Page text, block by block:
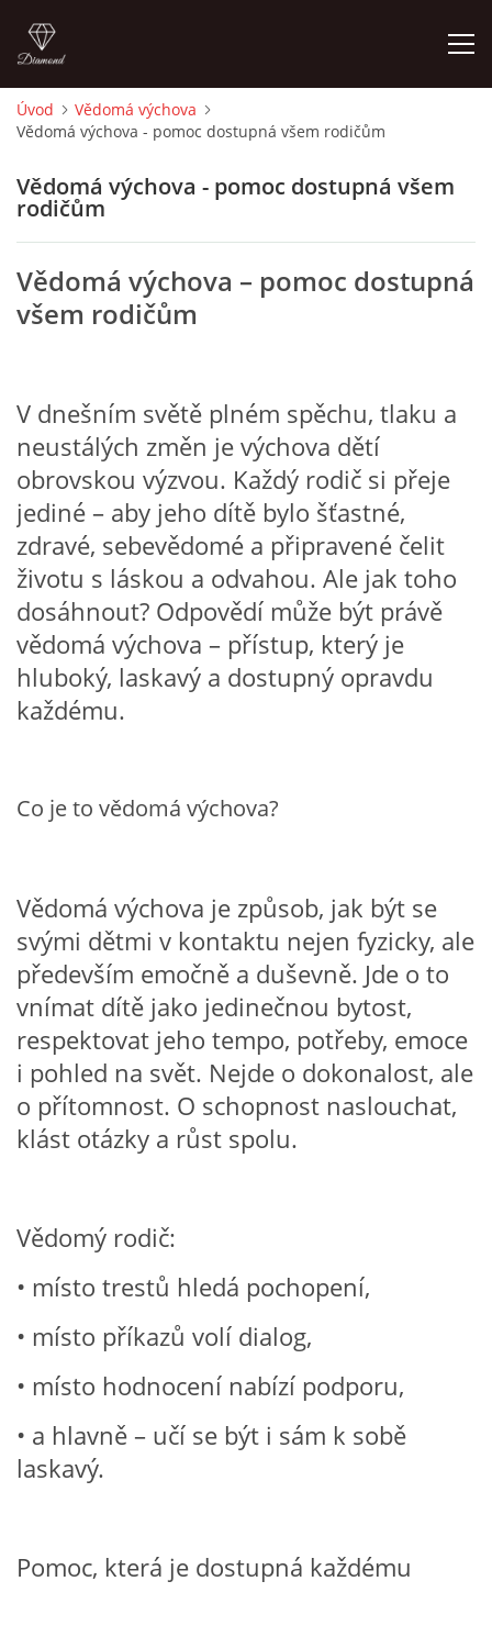
ÚVOD
O MĚ
FOTOALBUM
NOVINKY ZE ŠKOLSTVÍ 2025
ROČNÍ PLÁN - INSPIRACE /DLE NOVÉHO RVP PV 2025
VZDĚLÁVACÍ BLOK ZÁŘÍ
VZDĚLÁVACÍ BLOK ŘÍJEN
VZDĚLÁVACÍ BLOK LISTOPAD
VZDĚLÁVACÍ BLOK LEDEN
VZDĚLÁVACÍ BLOK BŘEZEN
VZDĚLÁVACÍ BLOK DUBEN
VÝTVARNÉ TECHNIKY
VÝTVARNÉ POMŮCKY
VÝTVARNÉ AKTIVITY - LÉTO
VÝTVARNÉ AKTIVITY - PODZIM
CHARAKTERISTIKA ROČNÍCH OBDOBÍ
Úvod
Vědomá výchova
Vědomá výchova - pomoc dostupná všem rodičům
Vědomá výchova - pomoc dostupná všem
rodičům
Vědomá výchova – pomoc dostupná
všem rodičům
V dnešním světě plném spěchu, tlaku a
neustálých změn je výchova dětí
obrovskou výzvou. Každý rodič si přeje
jediné – aby jeho dítě bylo šťastné,
zdravé, sebevědomé a připravené čelit
životu s láskou a odvahou. Ale jak toho
dosáhnout? Odpovědí může být právě
vědomá výchova – přístup, který je
hluboký, laskavý a dostupný opravdu
každému.
Co je to vědomá výchova?
Vědomá výchova je způsob, jak být se
svými dětmi v kontaktu nejen fyzicky, ale
především emočně a duševně. Jde o to
vnímat dítě jako jedinečnou bytost,
respektovat jeho tempo, potřeby, emoce
i pohled na svět. Nejde o dokonalost, ale
o přítomnost. O schopnost naslouchat,
klást otázky a růst spolu.
Vědomý rodič:
• místo trestů hledá pochopení,
• místo příkazů volí dialog,
• místo hodnocení nabízí podporu,
• a hlavně – učí se být i sám k sobě
laskavý.
Pomoc, která je dostupná každému